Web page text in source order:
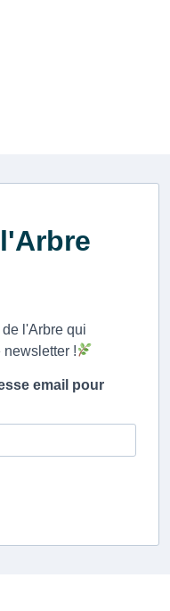
l'Arbre qui
newsletter !
email pour